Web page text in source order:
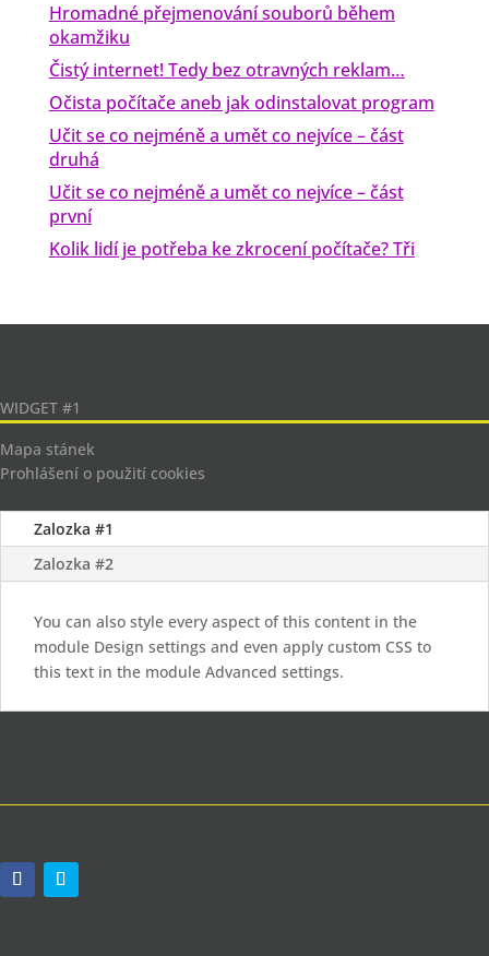
Hromadné přejmenování souborů během
okamžiku
Čistý internet! Tedy bez otravných reklam…
Očista počítače aneb jak odinstalovat program
Učit se co nejméně a umět co nejvíce – část
druhá
Učit se co nejméně a umět co nejvíce – část
první
Kolik lidí je potřeba ke zkrocení počítače? Tři
WIDGET #1
Mapa stánek
Prohlášení o použití cookies
Zalozka #1
Zalozka #2
You can also style every aspect of this content in the
module Design settings and even apply custom CSS to
this text in the module Advanced settings.